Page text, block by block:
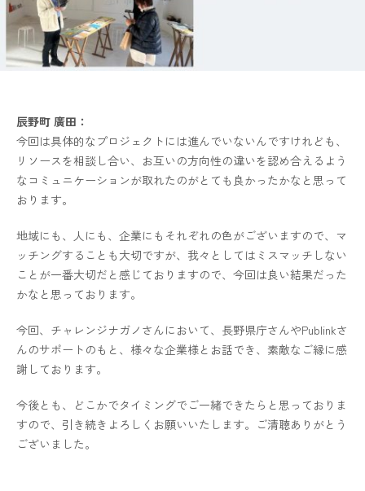
辰野町 廣田：
今回は具体的なプロジェクトには進んでいないんですけれども、
リソースを相談し合い、お互いの方向性の違いを認め合えるよう
なコミュニケーションが取れたのがとても良かったかなと思って
おります。
地域にも、人にも、企業にもそれぞれの色がございますので、マ
ッチングすることも大切ですが、我々としてはミスマッチしない
ことが一番大切だと感じておりますので、今回は良い結果だった
かなと思っております。
今回、チャレンジナガノさんにおいて、長野県庁さんやPublinkさ
んのサポートのもと、様々な企業様とお話でき、素敵なご縁に感
謝しております。
今後とも、どこかでタイミングでご一緒できたらと思っておりま
すので、引き続きよろしくお願いいたします。ご清聴ありがとう
ございました。